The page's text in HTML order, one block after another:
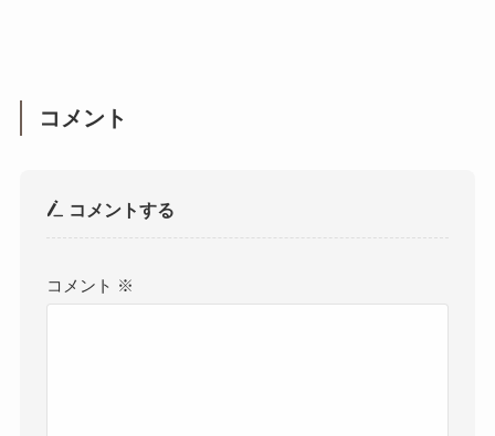
コメント
コメントする
コメント ※